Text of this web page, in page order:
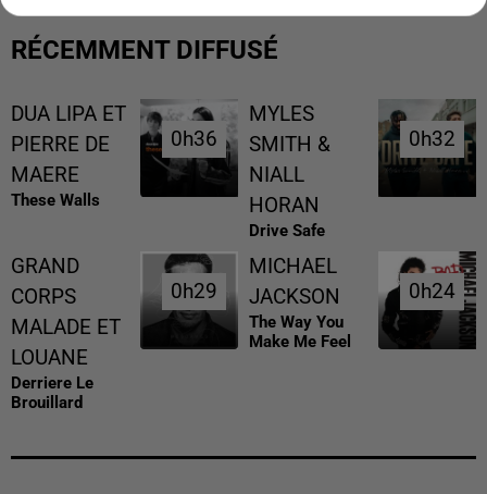
RÉCEMMENT DIFFUSÉ
DUA LIPA ET
PIERRE DE
MAERE
These Walls
0h36
0h36
MYLES
SMITH &
NIALL
HORAN
Drive Safe
0h32
0h32
GRAND
CORPS
MALADE ET
LOUANE
Derriere Le
Brouillard
0h29
0h29
MICHAEL
JACKSON
The Way You
Make Me Feel
0h24
0h24